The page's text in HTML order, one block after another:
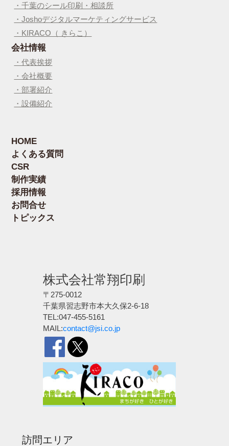
・千葉のシール印刷・相談所
・Joshoデジタルマーケティングサービス
・KIRACO（ きらこ）
会社情報
・代表挨拶
・会社概要
・部署紹介
・設備紹介
HOME
よくある質問
CSR
制作実績
採用情報
お問合せ
トピックス
株式会社常翔印刷
〒275-0012
千葉県習志野市本大久保2-6-18
TEL:047-455-5161
MAIL:contact@jsi.co.jp
訪問エリア